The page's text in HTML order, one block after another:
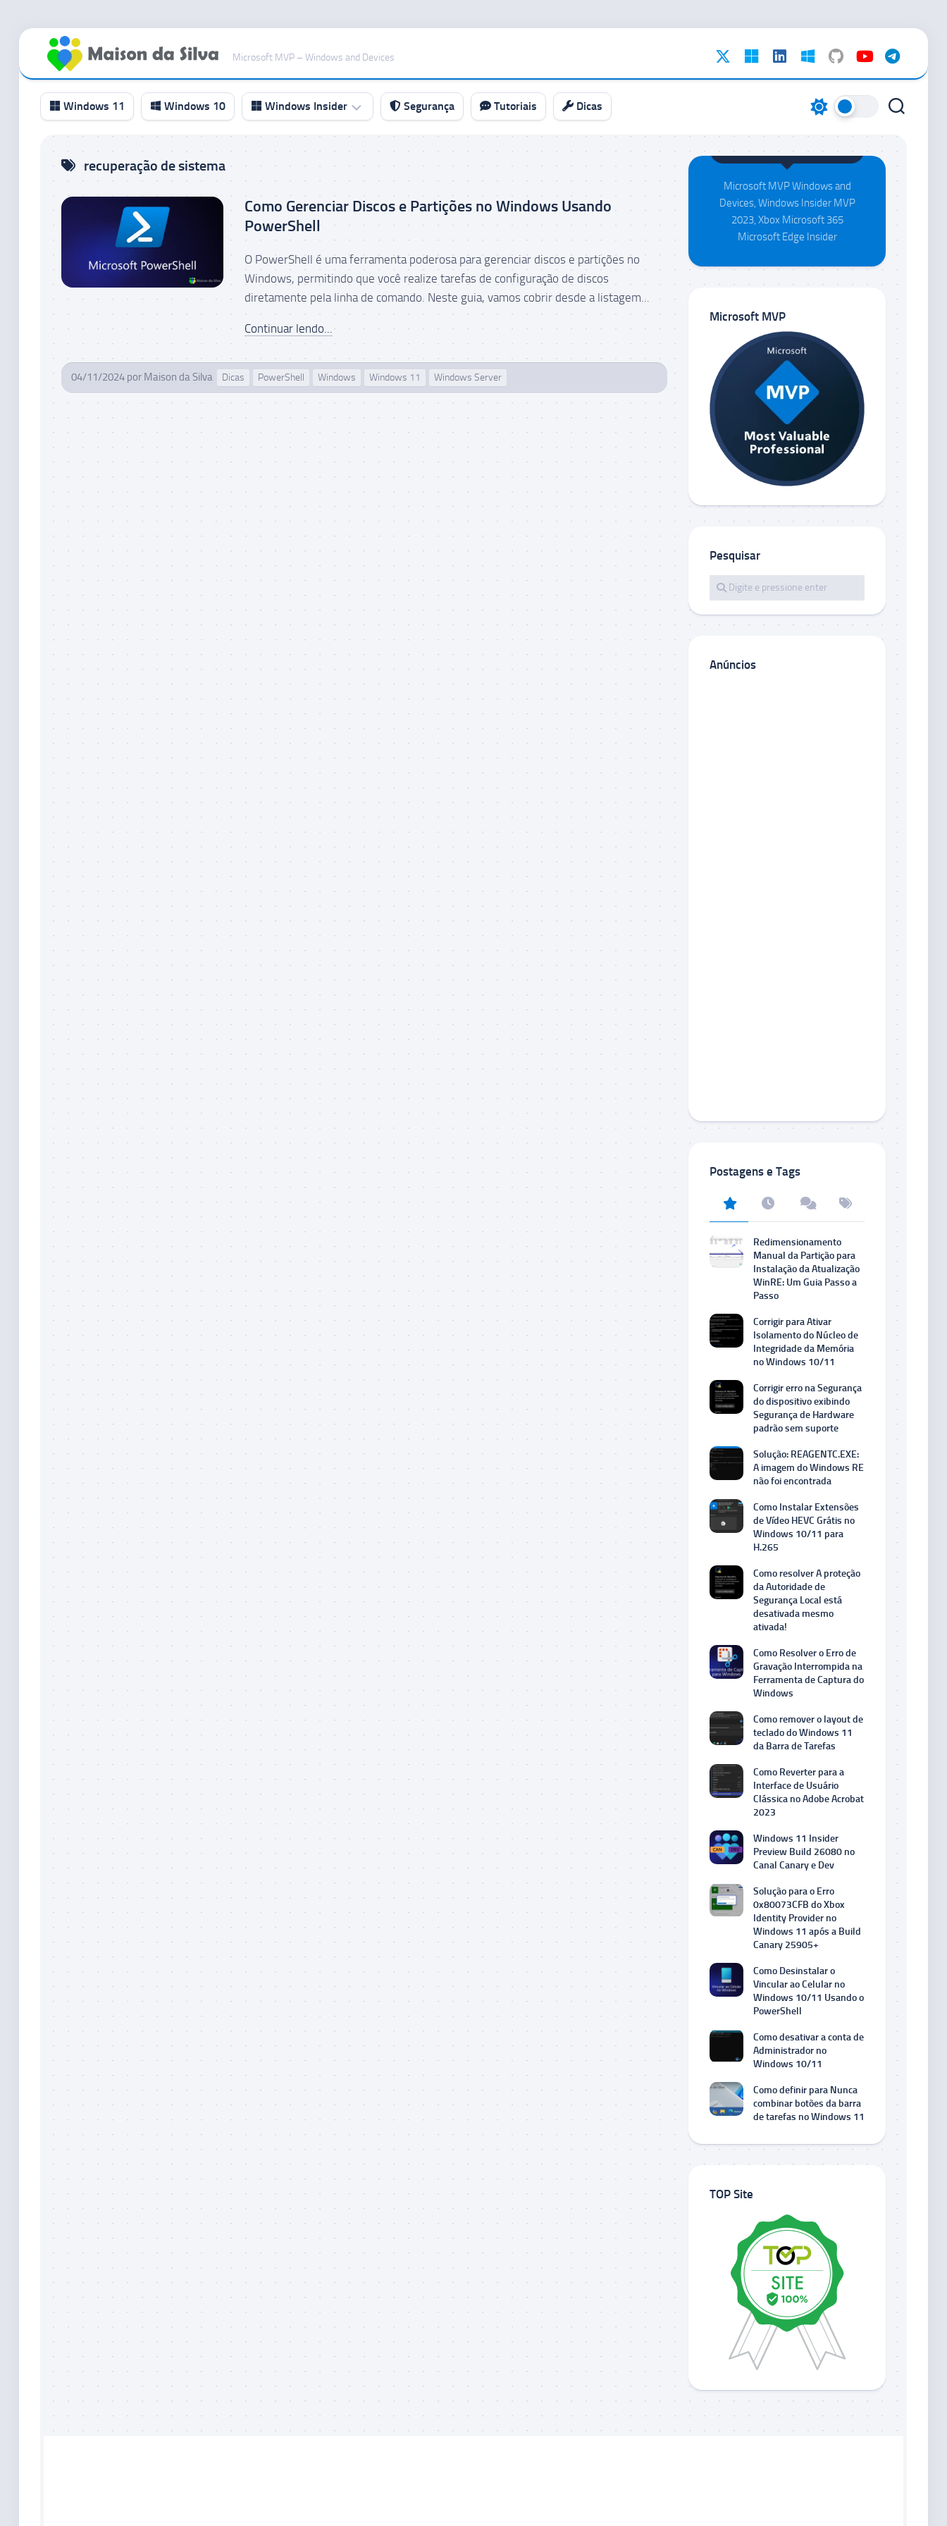
conteúdo
Microsoft MVP – Windows and Devices
Windows 11 Windows 10 Windows Insider
Canal
Beta
Canal
Canal
Canary
Segurança Tutoriais Dicas
recuperação de sistema
Como Gerenciar Discos e Partições no Windows Usando
PowerShell
O PowerShell é uma ferramenta poderosa para gerenciar discos e partições no
Windows, permitindo que você realize tarefas de configuração de discos
diretamente pela linha de comando. Neste guia, vamos cobrir desde a listagem...
Continuar lendo...
04/11/2024 por Maison da Silva Dicas PowerShell Windows Windows 11 Windows Server
Maison da Silva
Microsoft MVP Windows and
Devices, Windows Insider MVP
2023, Xbox Microsoft 365
Microsoft Edge Insider
Microsoft MVP
Pesquisar
Anúncios
Postagens e Tags
Redimensionamento
Manual da Partição para
Instalação da Atualização
WinRE: Um Guia Passo a
Passo
Corrigir para Ativar
Isolamento do Núcleo de
Integridade da Memória
no Windows 10/11
Corrigir erro na Segurança
do dispositivo exibindo
Segurança de Hardware
padrão sem suporte
Solução: REAGENTC.EXE:
A imagem do Windows RE
não foi encontrada
Como Instalar Extensões
de Vídeo HEVC Grátis no
Windows 10/11 para
H.265
Como resolver A proteção
da Autoridade de
Segurança Local está
desativada mesmo
ativada!
Como Resolver o Erro de
Gravação Interrompida na
Ferramenta de Captura do
Windows
Como remover o layout de
teclado do Windows 11
da Barra de Tarefas
Como Reverter para a
Interface de Usuário
Clássica no Adobe Acrobat
2023
Windows 11 Insider
Preview Build 26080 no
Canal Canary e Dev
Solução para o Erro
0x80073CFB do Xbox
Identity Provider no
Windows 11 após a Build
Canary 25905+
Como Desinstalar o
Vincular ao Celular no
Windows 10/11 Usando o
PowerShell
Como desativar a conta de
Administrador no
Windows 10/11
Como definir para Nunca
combinar botões da barra
de tarefas no Windows 11
TOP Site